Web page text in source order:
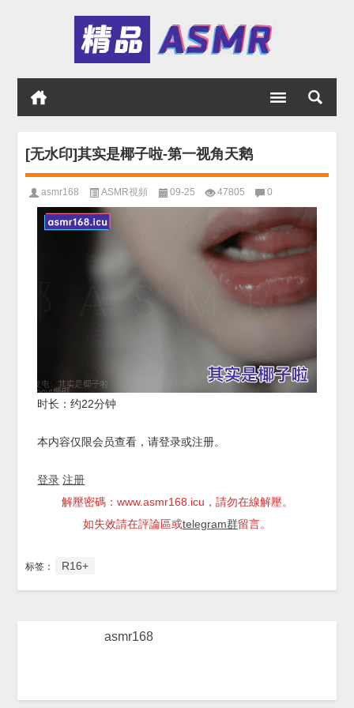
[无水印]其实是椰子啦-第一视角天鹅
asmr168 ASMR視頻 09-25 47805 0
时长：约22分钟
本内容仅限会员查看，请登录或注册。
登录 注册
解壓密碼：www.asmr168.icu，請勿在線解壓。
如失效請在評論區或telegram群留言。
标签： R16+
asmr168